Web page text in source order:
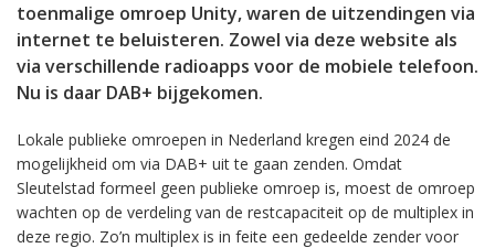
toenmalige omroep Unity, waren de uitzendingen via
internet te beluisteren. Zowel via deze website als
via verschillende radioapps voor de mobiele telefoon.
Nu is daar DAB+ bijgekomen.
Lokale publieke omroepen in Nederland kregen eind 2024 de
mogelijkheid om via DAB+ uit te gaan zenden. Omdat
Sleutelstad formeel geen publieke omroep is, moest de omroep
wachten op de verdeling van de restcapaciteit op de multiplex in
deze regio. Zo’n multiplex is in feite een gedeelde zender voor